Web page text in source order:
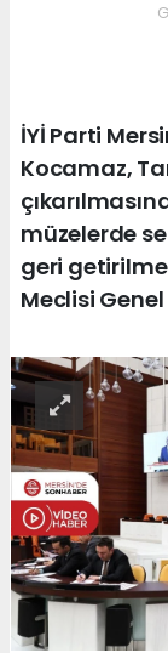
İYİ Parti
Kocamaz,
müzelerde
geri
Meclisi